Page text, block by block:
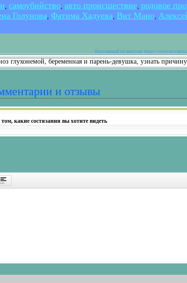
,самоубийство,авто происшествие,родовое
Голунова, Фатима Хадуева,Вит Мано,
Постоянный url выпуска: https://
глухонемой, беременная и парень-девушка, узнать
и отзывы
какие состязания вы хотите видеть